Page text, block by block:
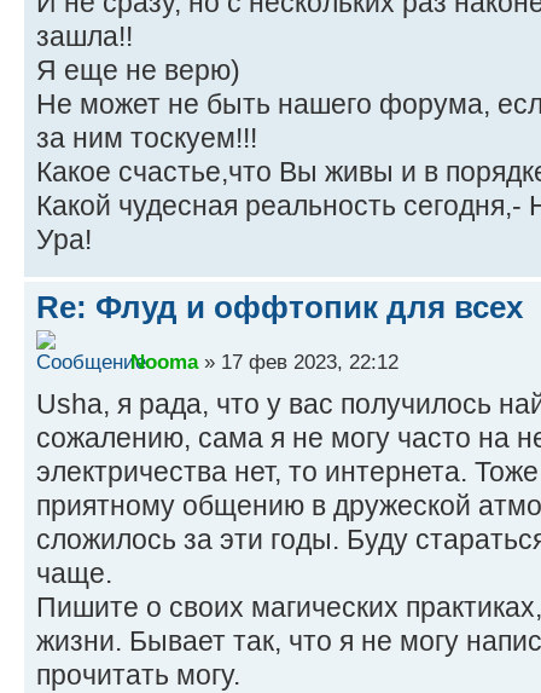
зашла!!
Я еще не верю)
Не может не быть нашего форума,
за ним тоскуем!!!
Какое счастье,что Вы живы и в
Какой чудесная реальность
Ура!
Re: Флуд и оффтопик для всех
Nooma» 17 фев 2023, 22:12
Usha, я рада, что у вас получилось
сожалению, сама я не могу часто на
электричества нет, то интернета.
приятному общению в дружеской
сложилось за эти годы. Буду
чаще.
Пишите о своих магических
жизни. Бывает так, что я не могу
прочитать могу.